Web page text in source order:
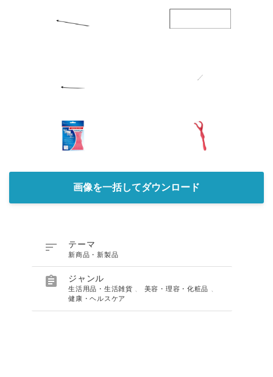
画像を一括してダウンロード
 テーマ
新商品・新製品
 ジャンル
生活用品・生活雑貨 美容・理容・化粧品
健康・ヘルスケア